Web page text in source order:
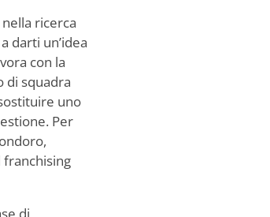
ricerca
darti un’idea
con la
di squadra
uno
Per
franchising